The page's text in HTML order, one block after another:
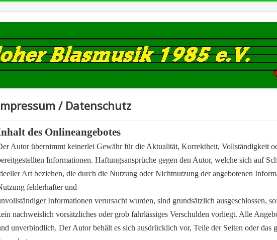
/ Datenschutz
des Onlineangebotes
Autor übernimmt keinerlei Gewähr für die Aktualität, Korrektheit, Vollständigkeit
Informationen. Haftungsansprüche gegen den Autor, welche sich auf
Art beziehen, die durch die Nutzung oder Nichtnutzung der angebotenen
fehlerhafter und
Informationen verursacht wurden, sind grundsätzlich ausgeschlossen,
nachweislich vorsätzliches oder grob fahrlässiges Verschulden vorliegt. Alle
unverbindlich. Der Autor behält es sich ausdrücklich vor, Teile der Seiten oder das